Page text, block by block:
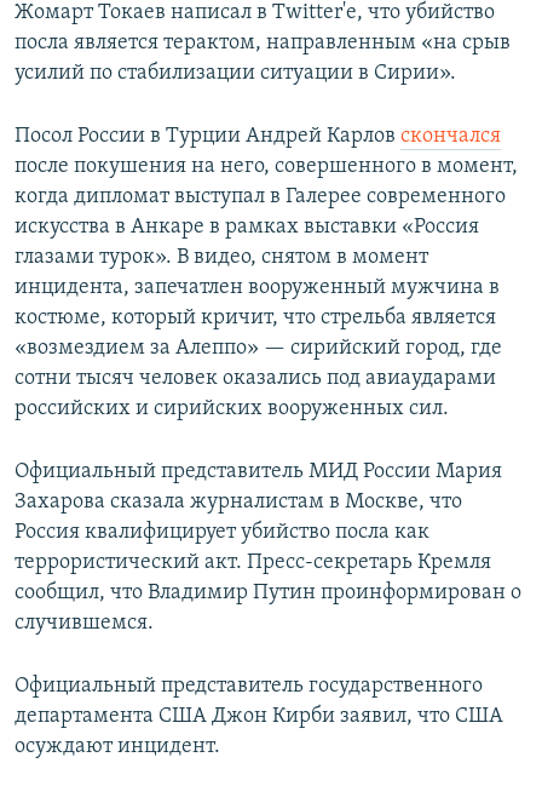
Жомарт Токаев написал в Twitter'e, что убийство
посла является терактом, направленным «на срыв
усилий по стабилизации ситуации в Сирии».
Посол России в Турции Андрей Карлов скончался
после покушения на него, совершенного в момент,
когда дипломат выступал в Галерее современного
искусства в Анкаре в рамках выставки «Россия
глазами турок». В видео, снятом в момент
инцидента, запечатлен вооруженный мужчина в
костюме, который кричит, что стрельба является
«возмездием за Алеппо» — сирийский город, где
сотни тысяч человек оказались под авиаударами
российских и сирийских вооруженных сил.
Официальный представитель МИД России Мария
Захарова сказала журналистам в Москве, что
Россия квалифицирует убийство посла как
террористический акт. Пресс-секретарь Кремля
сообщил, что Владимир Путин проинформирован о
случившемся.
Официальный представитель государственного
департамента США Джон Кирби заявил, что США
осуждают инцидент.